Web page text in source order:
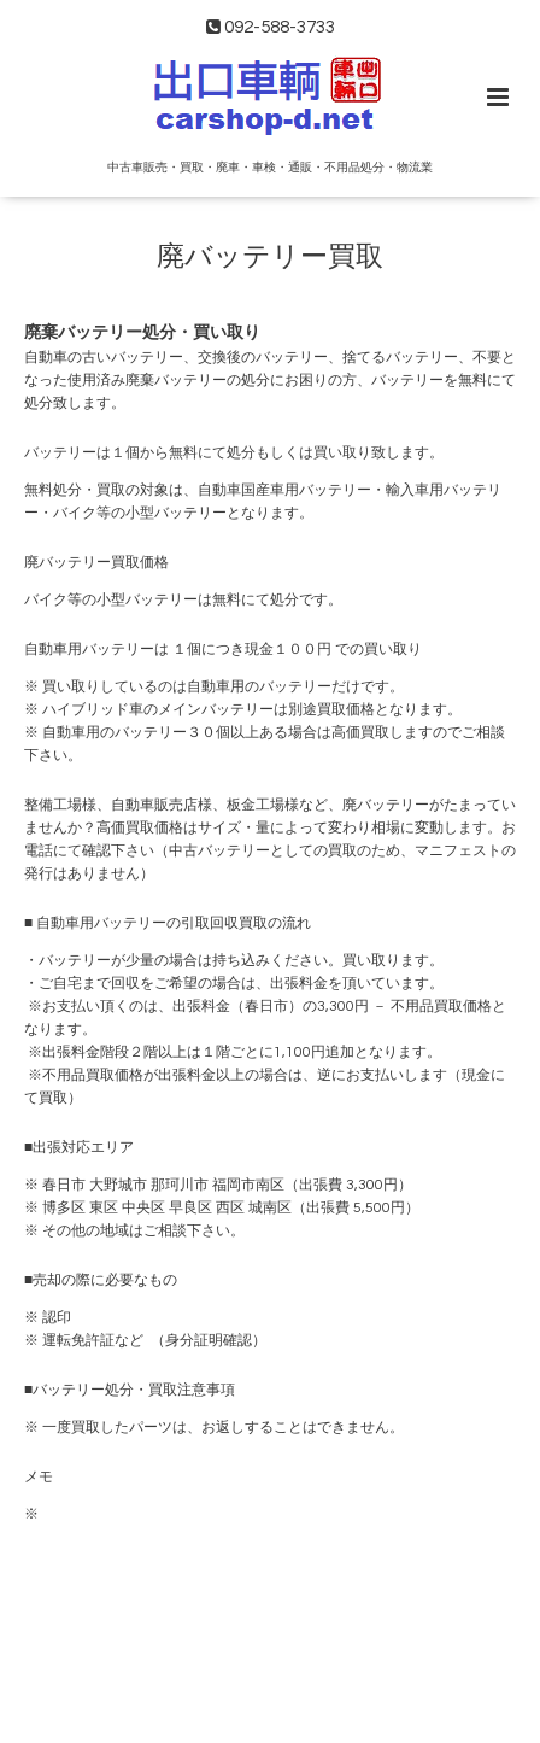
092-588-3733
中古車販売・買取・廃車・車検・通販・不用品処分・物流業
廃バッテリー買取
廃棄バッテリー処分・買い取り
自動車の古いバッテリー、交換後のバッテリー、捨てるバッテリー、不要と
なった使用済み廃棄バッテリーの処分にお困りの方、バッテリーを無料にて
処分致します。
バッテリーは１個から無料にて処分もしくは買い取り致します。
無料処分・買取の対象は、自動車国産車用バッテリー・輸入車用バッテリ
ー・バイク等の小型バッテリーとなります。
廃バッテリー買取価格
バイク等の小型バッテリーは無料にて処分です。
自動車用バッテリーは １個につき現金１００円 での買い取り
※ 買い取りしているのは自動車用のバッテリーだけです。
※ ハイブリッド車のメインバッテリーは別途買取価格となります。
※ 自動車用のバッテリー３０個以上ある場合は高価買取しますのでご相談
下さい。
整備工場様、自動車販売店様、板金工場様など、廃バッテリーがたまってい
ませんか？高価買取価格はサイズ・量によって変わり相場に変動します。お
電話にて確認下さい（中古バッテリーとしての買取のため、マニフェストの
発行はありません）
■ 自動車用バッテリーの引取回収買取の流れ
・バッテリーが少量の場合は持ち込みください。買い取ります。
・ご自宅まで回収をご希望の場合は、出張料金を頂いています。
※お支払い頂くのは、出張料金（春日市）の3,300円 － 不用品買取価格と
なります。
※出張料金階段２階以上は１階ごとに1,100円追加となります。
※不用品買取価格が出張料金以上の場合は、逆にお支払いします（現金に
て買取）
■出張対応エリア
※ 春日市 大野城市 那珂川市 福岡市南区（出張費 3,300円）
※ 博多区 東区 中央区 早良区 西区 城南区（出張費 5,500円）
※ その他の地域はご相談下さい。
■売却の際に必要なもの
※ 認印
※ 運転免許証など （身分証明確認）
■バッテリー処分・買取注意事項
※ 一度買取したパーツは、お返しすることはできません。
メモ
※